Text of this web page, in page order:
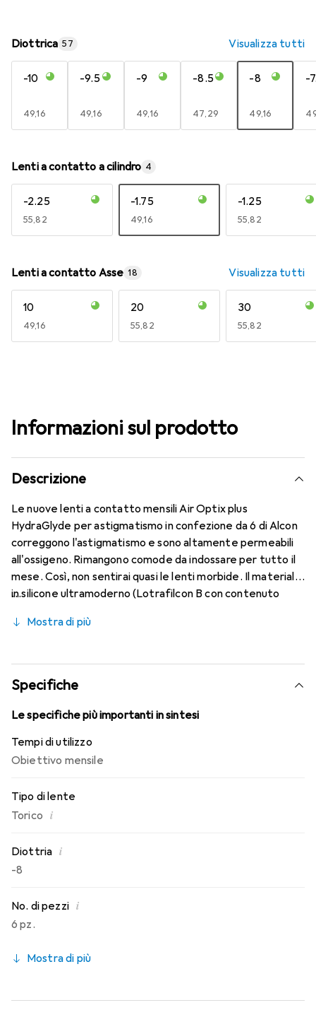
Diottrica 57 Visualizza tutti
-10
EUR
49,16
-9.5
EUR
49,16
-9
EUR
49,16
-8.5
EUR
47,29
-8
EUR
49,16
-
Lenti a contatto a cilindro 4
-2.25
EUR
55,82
-1.75
EUR
49,16
-1.25
EUR
55,82
Lenti a contatto Asse 18 Visualizza tutti
10
EUR
49,16
20
EUR
55,82
30
EUR
55,82
Informazioni sul prodotto
Descrizione
Le nuove lenti a contatto mensili Air Optix plus
HydraGlyde per astigmatismo in confezione da 6 di Alcon
correggono l'astigmatismo e sono altamente permeabili
all'ossigeno. Rimangono comode da indossare per tutto il
mese. Così, non sentirai quasi le lenti morbide. Il materiale
in silicone ultramoderno (Lotrafilcon B con contenuto
Moisture Matrix e la nota tecnologia SmartShield,
conosci. Un comfort duraturo e senza interruzioni per
tutto il giorno con le lenti mensili.
Mostra di più
Specifiche
Le specifiche più importanti in sintesi
Tempi di utilizzo
Obiettivo mensile
Tipo di lente
Torico i
Diottria i
-8
No. di pezzi i
6 pz.
Mostra di più